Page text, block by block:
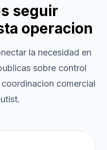
seguir
operacion
la necesidad en
sobre control
comercial